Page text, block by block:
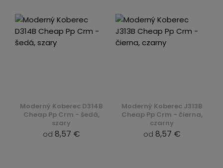
Moderný Koberec D314B
Cheap Pp Crm - šedá,
szary
od 8,57 €
Moderný Koberec J313B
Cheap Pp Crm - čierna,
czarny
od 8,57 €